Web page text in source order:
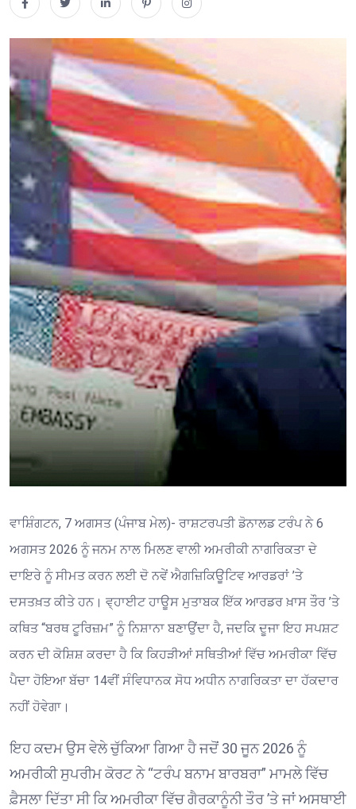
ਵਾਸ਼ਿੰਗਟਨ, 7 ਅਗਸਤ (ਪੰਜਾਬ ਮੇਲ)- ਰਾਸ਼ਟਰਪਤੀ ਡੋਨਾਲਡ ਟਰੰਪ ਨੇ 6
ਅਗਸਤ 2026 ਨੂੰ ਜਨਮ ਨਾਲ ਮਿਲਣ ਵਾਲੀ ਅਮਰੀਕੀ ਨਾਗਰਿਕਤਾ ਦੇ
ਦਾਇਰੇ ਨੂੰ ਸੀਮਤ ਕਰਨ ਲਈ ਦੋ ਨਵੇਂ ਐਗਜ਼ਿਕਿਊਟਿਵ ਆਰਡਰਾਂ ’ਤੇ
ਦਸਤਖ਼ਤ ਕੀਤੇ ਹਨ। ਵ੍ਹਾਈਟ ਹਾਊਸ ਮੁਤਾਬਕ ਇੱਕ ਆਰਡਰ ਖ਼ਾਸ ਤੌਰ ’ਤੇ
ਕਥਿਤ “ਬਰਥ ਟੂਰਿਜ਼ਮ” ਨੂੰ ਨਿਸ਼ਾਨਾ ਬਣਾਉਂਦਾ ਹੈ, ਜਦਕਿ ਦੂਜਾ ਇਹ ਸਪਸ਼ਟ
ਕਰਨ ਦੀ ਕੋਸ਼ਿਸ਼ ਕਰਦਾ ਹੈ ਕਿ ਕਿਹੜੀਆਂ ਸਥਿਤੀਆਂ ਵਿੱਚ ਅਮਰੀਕਾ ਵਿੱਚ
ਪੈਦਾ ਹੋਇਆ ਬੱਚਾ 14ਵੀਂ ਸੰਵਿਧਾਨਕ ਸੋਧ ਅਧੀਨ ਨਾਗਰਿਕਤਾ ਦਾ ਹੱਕਦਾਰ
ਨਹੀਂ ਹੋਵੇਗਾ।
ਇਹ ਕਦਮ ਉਸ ਵੇਲੇ ਚੁੱਕਿਆ ਗਿਆ ਹੈ ਜਦੋਂ 30 ਜੂਨ 2026 ਨੂੰ
ਅਮਰੀਕੀ ਸੁਪਰੀਮ ਕੋਰਟ ਨੇ “ਟਰੰਪ ਬਨਾਮ ਬਾਰਬਰਾ” ਮਾਮਲੇ ਵਿੱਚ
ਫ਼ੈਸਲਾ ਦਿੱਤਾ ਸੀ ਕਿ ਅਮਰੀਕਾ ਵਿੱਚ ਗੈਰਕਾਨੂੰਨੀ ਤੌਰ ’ਤੇ ਜਾਂ ਅਸਥਾਈ